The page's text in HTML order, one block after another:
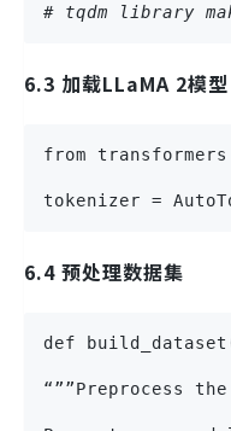
# tqdm library
6.3 加载LLaMA 2模型
from transformers
tokenizer =
6.4 预处理数据集
def
“””Preprocess